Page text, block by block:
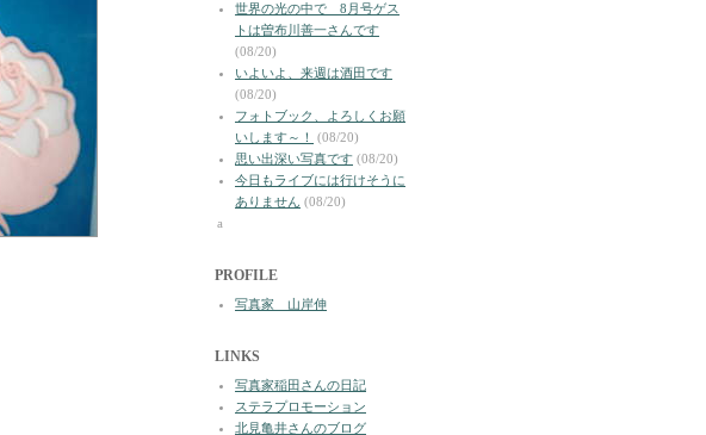
世界の光の中で 8月号ゲス
トは曽布川善一さんです
(08/20)
いよいよ、来週は酒田です
(08/20)
フォトブック、よろしくお願
いします～！
(08/20)
思い出深い写真です (08/20)
今日もライブには行けそうに
ありません (08/20)
a
PROFILE
写真家 山岸伸
LINKS
写真家稲田さんの日記
ステラプロモーション
北見亀井さんのブログ